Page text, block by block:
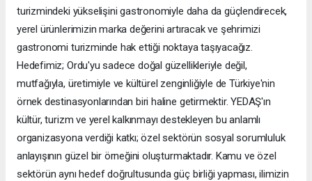
turizmindeki yükselişini gastronomiyle daha da güçlendirecek,
yerel ürünlerimizin marka değerini artıracak ve şehrimizi
gastronomi turizminde hak ettiği noktaya taşıyacağız.
Hedefimiz; Ordu'yu sadece doğal güzellikleriyle değil,
mutfağıyla, üretimiyle ve kültürel zenginliğiyle de Türkiye'nin
örnek destinasyonlarından biri haline getirmektir. YEDAŞ'ın
kültür, turizm ve yerel kalkınmayı destekleyen bu anlamlı
organizasyona verdiği katkı; özel sektörün sosyal sorumluluk
anlayışının güzel bir örneğini oluşturmaktadır. Kamu ve özel
sektörün aynı hedef doğrultusunda güç birliği yapması, ilimizin